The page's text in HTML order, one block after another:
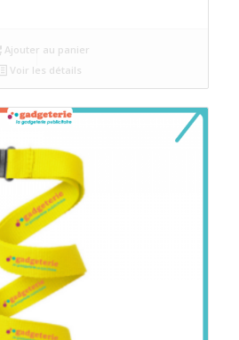
Ajouter au panier
Voir les détails